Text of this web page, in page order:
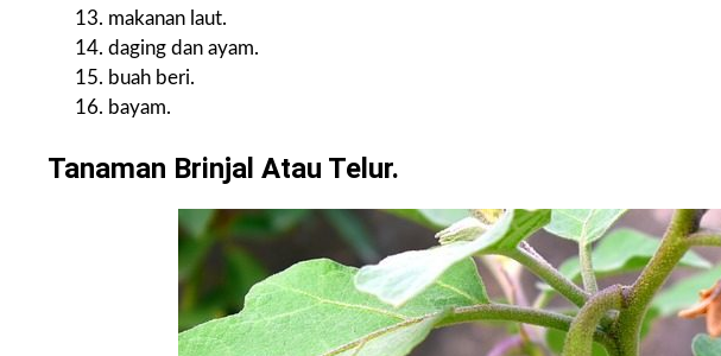
makanan laut.
daging dan ayam.
buah beri.
bayam.
Tanaman Brinjal Atau Telur.